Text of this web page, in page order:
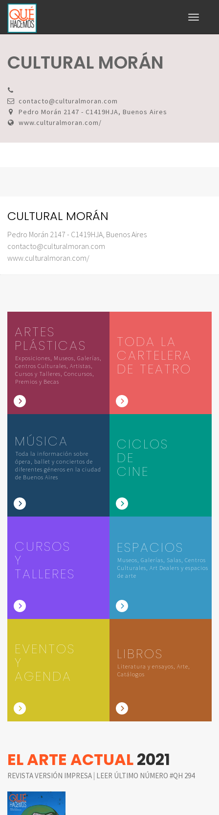
Toggle
CULTURAL MORÁN
contacto@culturalmoran.com
Pedro Morán 2147 - C1419HJA, Buenos Aires
www.culturalmoran.com/
CULTURAL MORÁN
Pedro Morán 2147 - C1419HJA, Buenos Aires
contacto@culturalmoran.com
www.culturalmoran.com/
ARTES
PLÁSTICAS
Exposiciones, Museos, Galerías,
Centros Culturales, Artistas,
Cursos y Talleres, Concursos,
Premios y Becas
TODA LA
CARTELERA
DE TEATRO
MÚSICA
Toda la información sobre
ópera, ballet y conciertos de
diferentes géneros en la ciudad
de Buenos Aires
CICLOS
DE
CINE
CURSOS
Y
TALLERES
ESPACIOS
Museos, Galerías, Salas, Centros
Culturales, Art Dealers y espacios
de arte
EVENTOS
Y
AGENDA
LIBROS
Literatura y ensayos, Arte,
Catálogos
EL ARTE ACTUAL2021
REVISTA VERSIÓN IMPRESA | LEER ÚLTIMO NÚMERO #QH 294